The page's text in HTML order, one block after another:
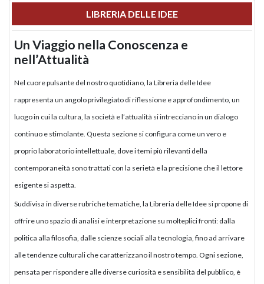
LIBRERIA DELLE IDEE
Un Viaggio nella Conoscenza e
nell’Attualità
Nel cuore pulsante del nostro quotidiano, la Libreria delle Idee
rappresenta un angolo privilegiato di riflessione e approfondimento, un
luogo in cui la cultura, la società e l’attualità si intrecciano in un dialogo
continuo e stimolante. Questa sezione si configura come un vero e
proprio laboratorio intellettuale, dove i temi più rilevanti della
contemporaneità sono trattati con la serietà e la precisione che il lettore
esigente si aspetta.
Suddivisa in diverse rubriche tematiche, la Libreria delle Idee si propone di
offrire uno spazio di analisi e interpretazione su molteplici fronti: dalla
politica alla filosofia, dalle scienze sociali alla tecnologia, fino ad arrivare
alle tendenze culturali che caratterizzano il nostro tempo. Ogni sezione,
pensata per rispondere alle diverse curiosità e sensibilità del pubblico, è